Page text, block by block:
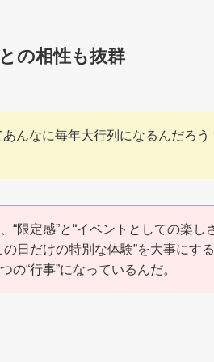
の相性も抜群
んなに毎年大行列になるんだろ
“限定感”と“イベントとしての楽し
の日だけの特別な体験”を大事にす
の“行事”になっているんだ。